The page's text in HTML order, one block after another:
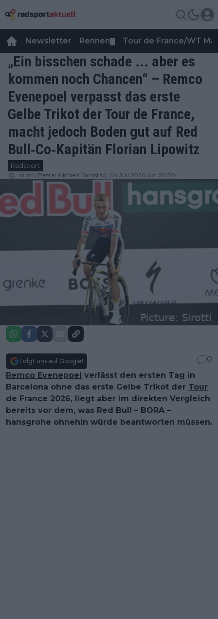
Newsletter Rennen Tour de France/WT
„Ein bisschen schade ... aber es
kommen noch Chancen“ – Remco
Evenepoel verpasst das erste
Gelbe Trikot der Tour de France,
macht jedoch Boden gut auf Red
Bull‐Co‐Kapitän Florian Lipowitz
Radsport
durch Pascal Michiels Samstag, 04 Juli 2026 um 20:30
Folgt uns auf Google!
0
Remco Evenepoel verlässt den ersten Tag in
Barcelona ohne das erste Gelbe Trikot der Tour
de France 2026, liegt aber im direkten Vergleich
bereits vor dem, was Red Bull – BORA –
hansgrohe ohnehin würde beantworten müssen.